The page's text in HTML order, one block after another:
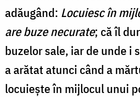
adăugând: Locuiesc în
are buze necurate; că îl
buzelor sale, iar de unde i
a arătat atunci când a
locuiește în mijlocul unui